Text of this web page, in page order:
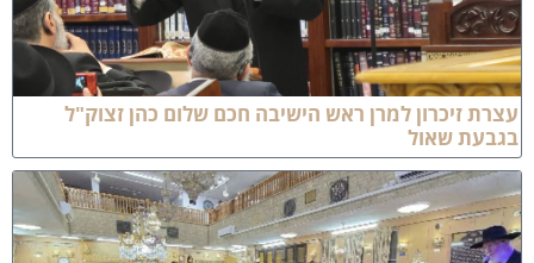
זיכרון למרן ראש הישיבה חכם שלום כהן זצוק"ל
שאול